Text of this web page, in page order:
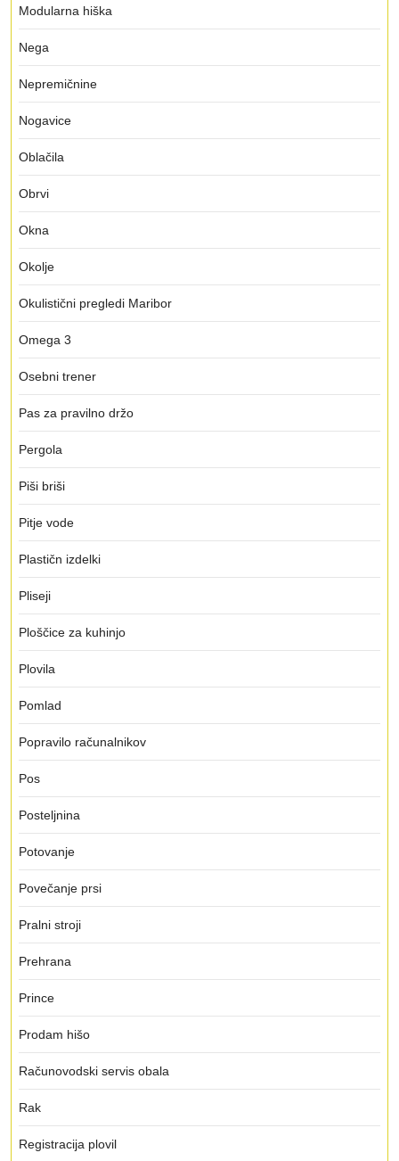
Modularna hiška
Nega
Nepremičnine
Nogavice
Oblačila
Obrvi
Okna
Okolje
Okulistični pregledi Maribor
Omega 3
Osebni trener
Pas za pravilno držo
Pergola
Piši briši
Pitje vode
Plastičn izdelki
Pliseji
Ploščice za kuhinjo
Plovila
Pomlad
Popravilo računalnikov
Pos
Posteljnina
Potovanje
Povečanje prsi
Pralni stroji
Prehrana
Prince
Prodam hišo
Računovodski servis obala
Rak
Registracija plovil